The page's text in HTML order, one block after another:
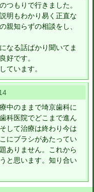
つもりで行きました。
明もわかり易く正直な
親知らずの相談をし、
なる話ばかり聞いてま
好です。
ています。
中のままで埼京歯科に
科医院でどこまで進ん
して治療は終わり今は
にブラシがあたってい
ありません。これから
と思います。知り合い